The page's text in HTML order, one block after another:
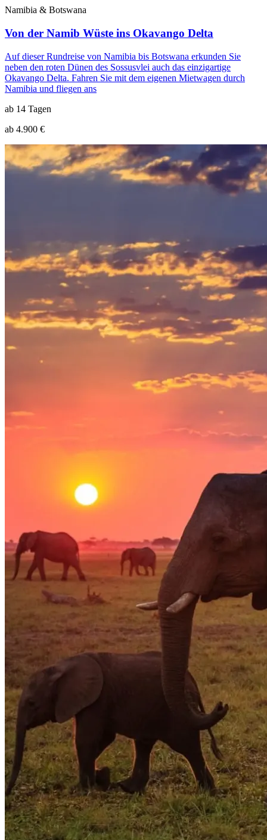
Namibia & Botswana
Von der Namib Wüste ins Okavango Delta
Auf dieser Rundreise von Namibia bis Botswana erkunden Sie
neben den roten Dünen des Sossusvlei auch das einzigartige
Okavango Delta. Fahren Sie mit dem eigenen Mietwagen durch
Namibia und fliegen ans
ab 14 Tagen
ab 4.900 €